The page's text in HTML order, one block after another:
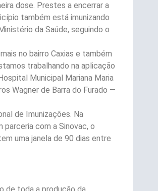
dose. Prestes a encerrar a
também está imunizando
da Saúde, seguindo o
no bairro Caxias e também
trabalhando na aplicação
Municipal Mariana Maria
Wagner de Barra do Furado —
de Imunizações. Na
com a Sinovac, o
uma janela de 90 dias entre